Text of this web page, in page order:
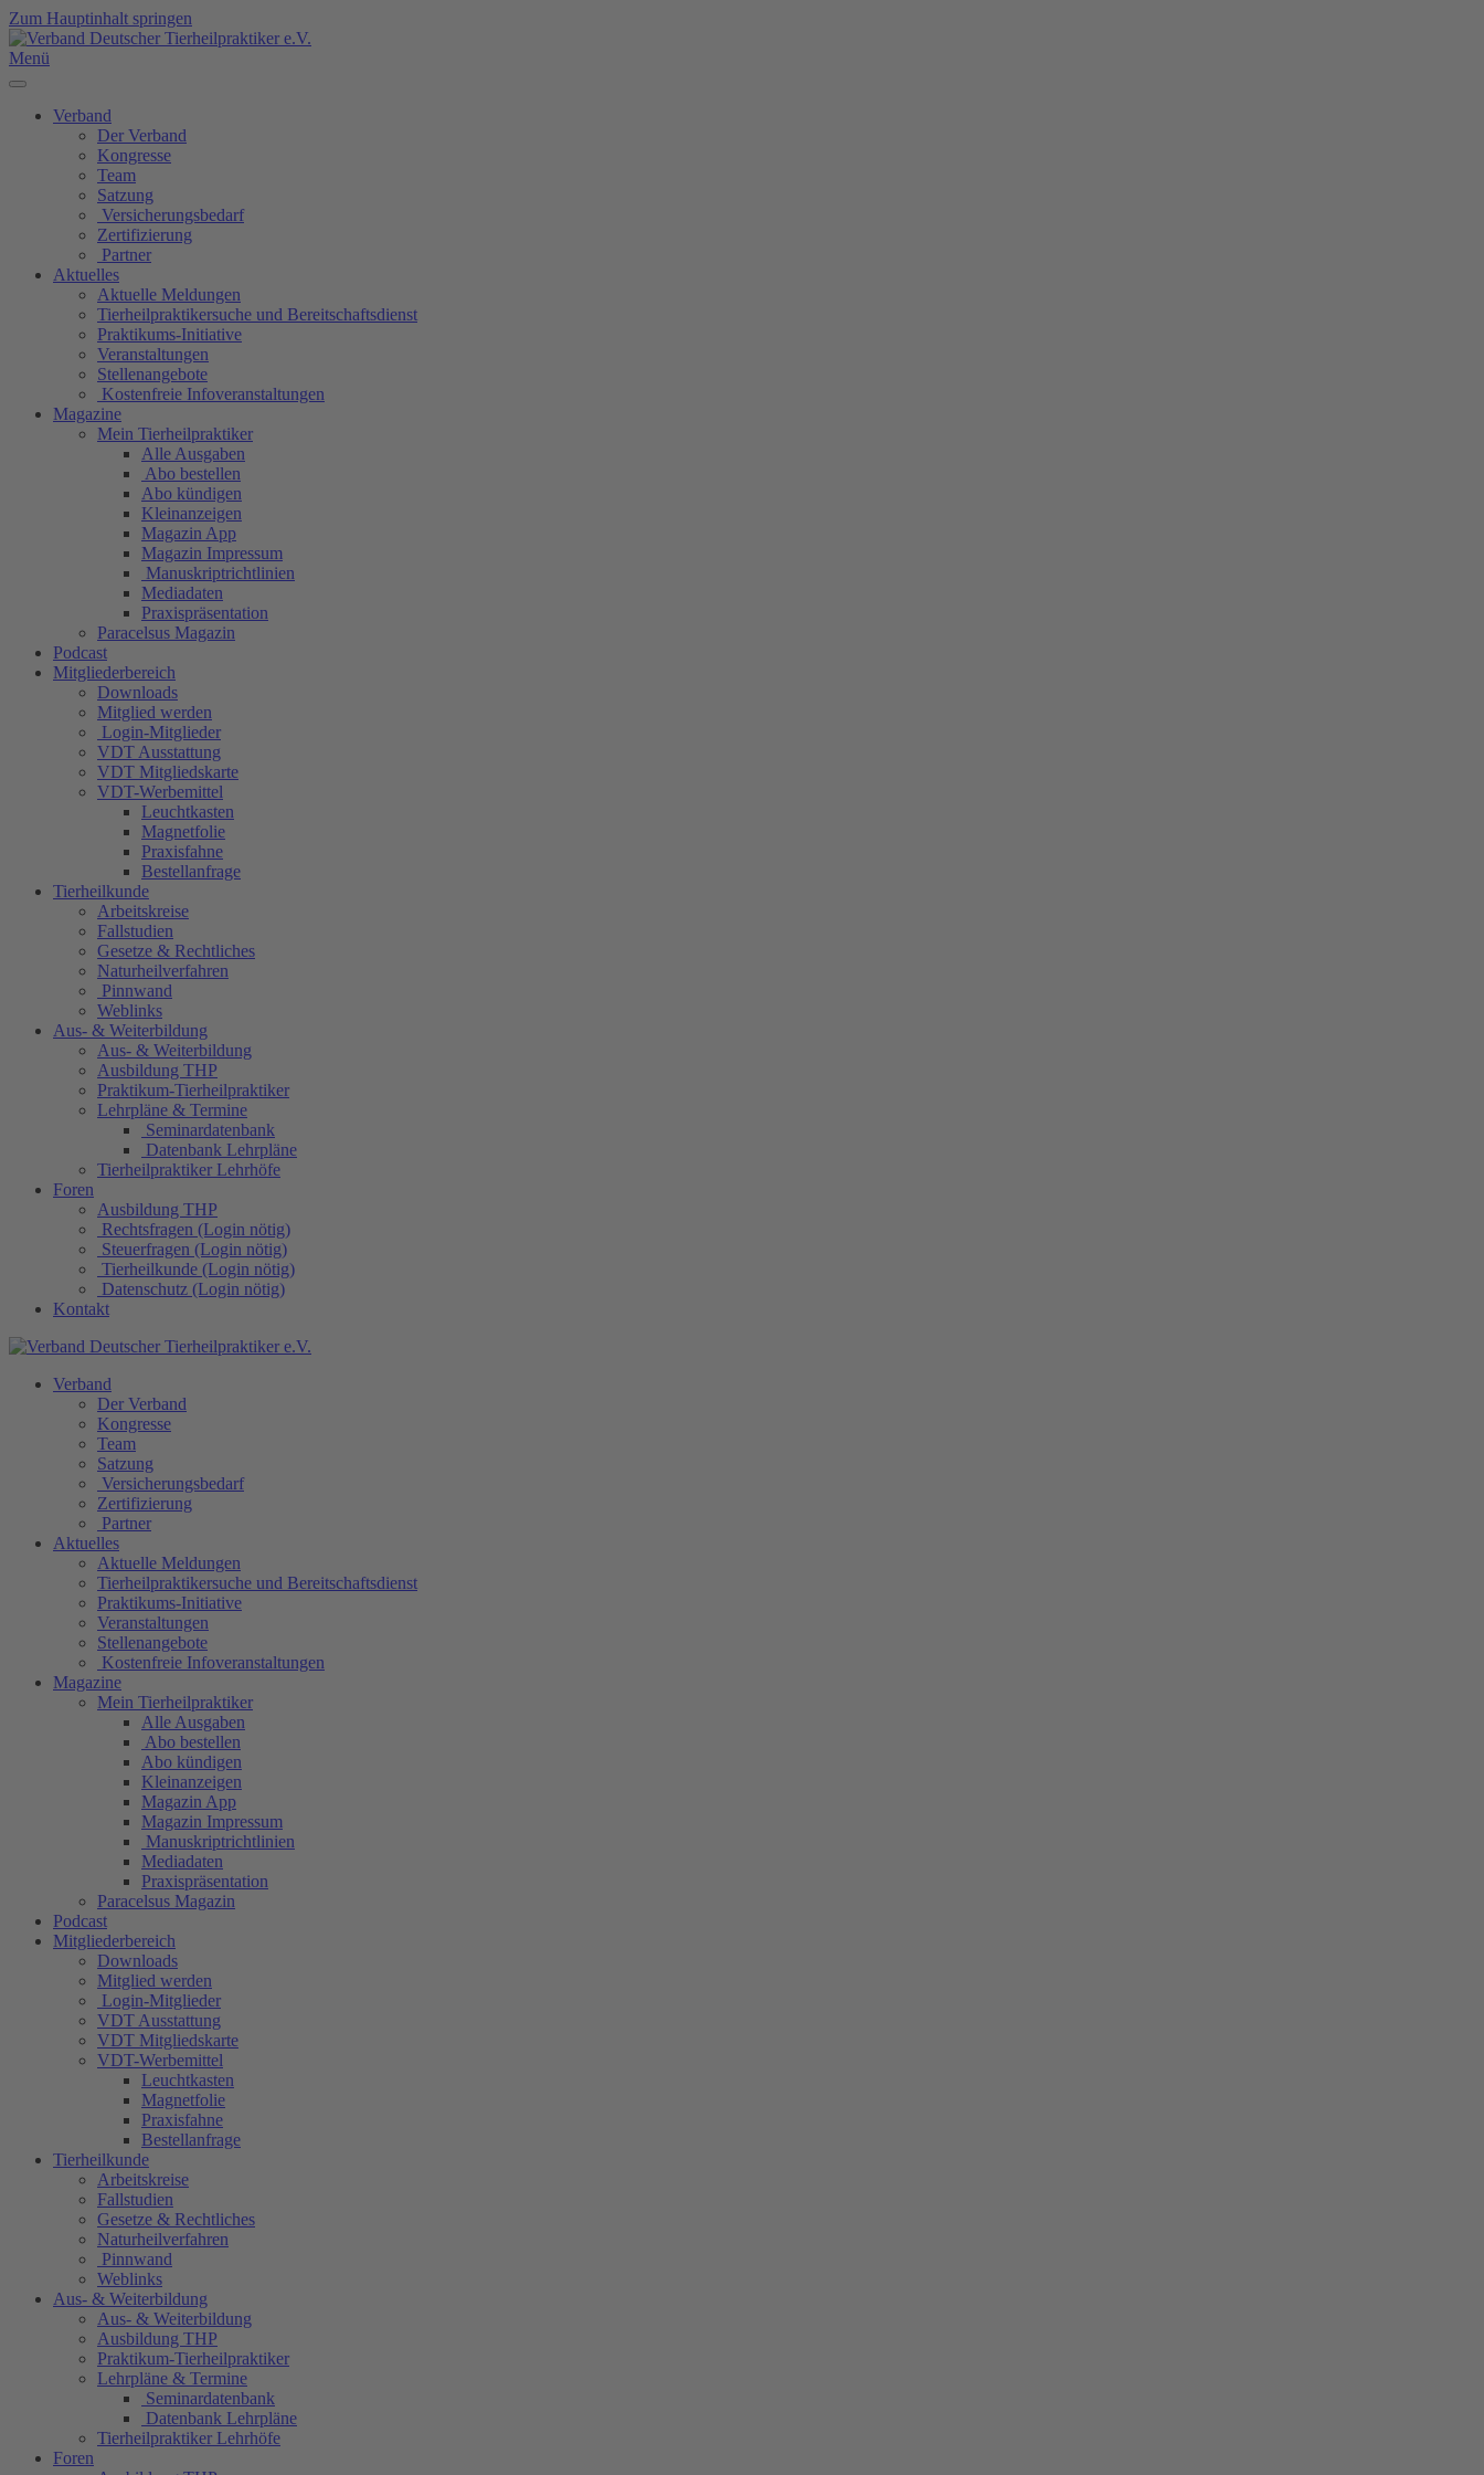
Zum Hauptinhalt springen
Menü
Verband
Der Verband
Kongresse
Team
Satzung
Versicherungsbedarf
Zertifizierung
Partner
Aktuelles
Aktuelle Meldungen
Tierheilpraktikersuche und Bereitschaftsdienst
Praktikums-Initiative
Veranstaltungen
Stellenangebote
Kostenfreie Infoveranstaltungen
Magazine
Mein Tierheilpraktiker
Alle Ausgaben
Abo bestellen
Abo kündigen
Kleinanzeigen
Magazin App
Magazin Impressum
Manuskriptrichtlinien
Mediadaten
Praxispräsentation
Paracelsus Magazin
Podcast
Mitgliederbereich
Downloads
Mitglied werden
Login-Mitglieder
VDT Ausstattung
VDT Mitgliedskarte
VDT-Werbemittel
Leuchtkasten
Magnetfolie
Praxisfahne
Bestellanfrage
Tierheilkunde
Arbeitskreise
Fallstudien
Gesetze & Rechtliches
Naturheilverfahren
Pinnwand
Weblinks
Aus- & Weiterbildung
Aus- & Weiterbildung
Ausbildung THP
Praktikum-Tierheilpraktiker
Lehrpläne & Termine
Seminardatenbank
Datenbank Lehrpläne
Tierheilpraktiker Lehrhöfe
Foren
Ausbildung THP
Rechtsfragen (Login nötig)
Steuerfragen (Login nötig)
Tierheilkunde (Login nötig)
Datenschutz (Login nötig)
Kontakt
Verband
Der Verband
Kongresse
Team
Satzung
Versicherungsbedarf
Zertifizierung
Partner
Aktuelles
Aktuelle Meldungen
Tierheilpraktikersuche und Bereitschaftsdienst
Praktikums-Initiative
Veranstaltungen
Stellenangebote
Kostenfreie Infoveranstaltungen
Magazine
Mein Tierheilpraktiker
Alle Ausgaben
Abo bestellen
Abo kündigen
Kleinanzeigen
Magazin App
Magazin Impressum
Manuskriptrichtlinien
Mediadaten
Praxispräsentation
Paracelsus Magazin
Podcast
Mitgliederbereich
Downloads
Mitglied werden
Login-Mitglieder
VDT Ausstattung
VDT Mitgliedskarte
VDT-Werbemittel
Leuchtkasten
Magnetfolie
Praxisfahne
Bestellanfrage
Tierheilkunde
Arbeitskreise
Fallstudien
Gesetze & Rechtliches
Naturheilverfahren
Pinnwand
Weblinks
Aus- & Weiterbildung
Aus- & Weiterbildung
Ausbildung THP
Praktikum-Tierheilpraktiker
Lehrpläne & Termine
Seminardatenbank
Datenbank Lehrpläne
Tierheilpraktiker Lehrhöfe
Foren